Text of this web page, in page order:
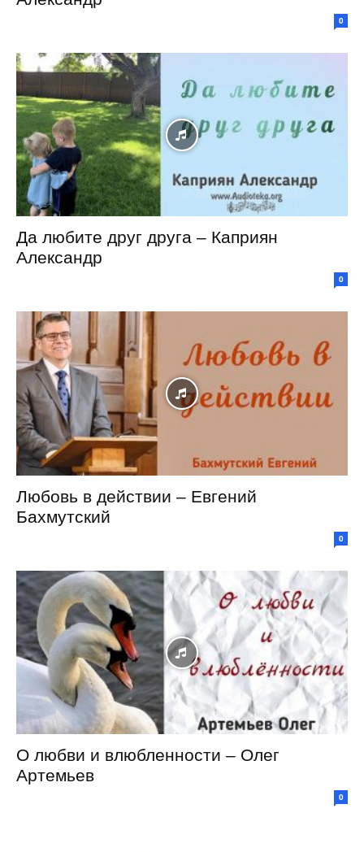
0
Да любите друг друга – Каприян
Александр
0
Любовь в действии – Евгений
Бахмутский
0
О любви и влюбленности – Олег
Артемьев
0